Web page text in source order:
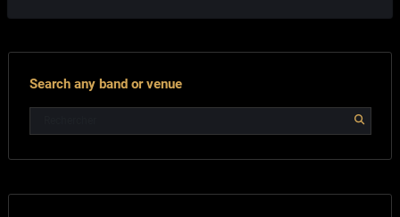
Search any band or venue